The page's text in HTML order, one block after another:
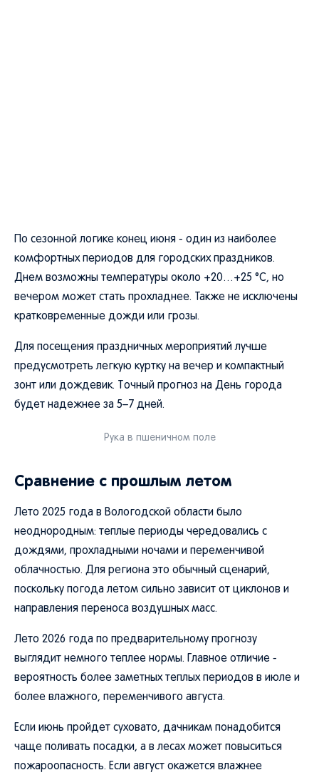
По сезонной логике конец июня - один из наиболее
комфортных периодов для городских праздников.
Днем возможны температуры около +20…+25 °C, но
вечером может стать прохладнее. Также не исключены
кратковременные дожди или грозы.
Для посещения праздничных мероприятий лучше
предусмотреть легкую куртку на вечер и компактный
зонт или дождевик. Точный прогноз на День города
будет надежнее за 5–7 дней.
Рука в пшеничном поле
Сравнение с прошлым летом
Лето 2025 года в Вологодской области было
неоднородным: теплые периоды чередовались с
дождями, прохладными ночами и переменчивой
облачностью. Для региона это обычный сценарий,
поскольку погода летом сильно зависит от циклонов и
направления переноса воздушных масс.
Лето 2026 года по предварительному прогнозу
выглядит немного теплее нормы. Главное отличие -
вероятность более заметных теплых периодов в июле и
более влажного, переменчивого августа.
Если июнь пройдет суховато, дачникам понадобится
чаще поливать посадки, а в лесах может повыситься
пожароопасность. Если август окажется влажнее